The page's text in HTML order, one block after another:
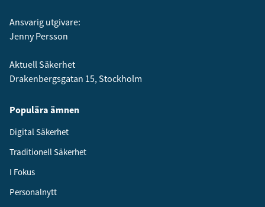
Ansvarig utgivare:
Jenny Persson
Aktuell Säkerhet
Drakenbergsgatan 15, Stockholm
Populära ämnen
Digital Säkerhet
Traditionell Säkerhet
I Fokus
Personalnytt